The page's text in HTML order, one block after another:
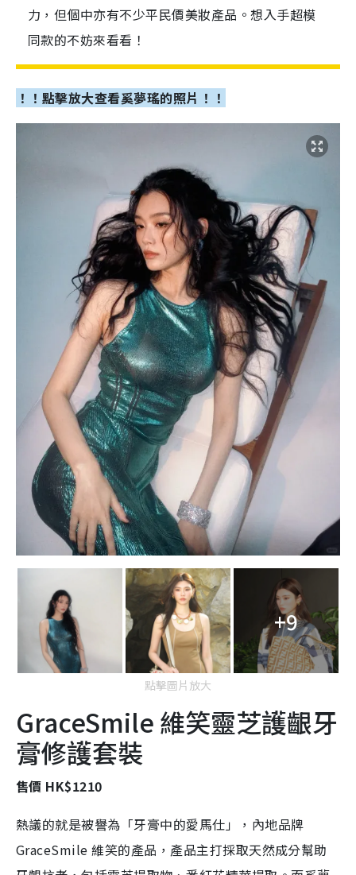
力，但個中亦有不少平民價美妝產品。想入手超模
同款的不妨來看看！
！！點擊放大查看奚夢瑤的照片！！
+9
點擊圖片放大
GraceSmile 維笑靈芝護齦牙
膏修護套裝
售價 HK$1210
熱議的就是被譽為「牙膏中的愛馬仕」，內地品牌
GraceSmile 維笑的產品，產品主打採取天然成分幫助